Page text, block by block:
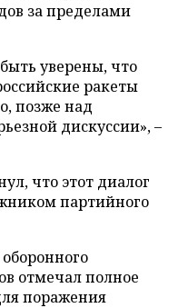
за пределами
уверены, что
ракеты
позже над
дискуссии», –
что этот диалог
партийного
отмечал полное
поражения